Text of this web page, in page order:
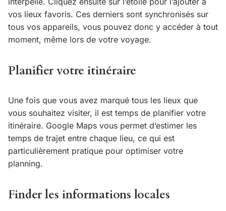
vos lieux favoris. Ces derniers sont synchronisés sur
tous vos appareils, vous pouvez donc y accéder à tout
moment, même lors de votre voyage.
Planifier votre itinéraire
Une fois que vous avez marqué tous les lieux que
vous souhaitez visiter, il est temps de planifier votre
itinéraire. Google Maps vous permet d’estimer les
temps de trajet entre chaque lieu, ce qui est
particulièrement pratique pour optimiser votre
planning.
Finder les informations locales